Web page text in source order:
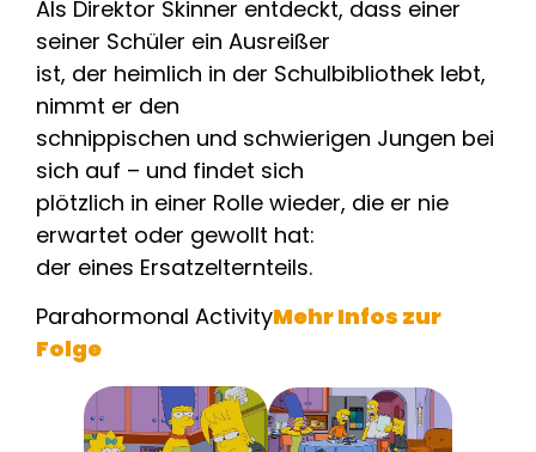
Als Direktor Skinner entdeckt, dass einer
seiner Schüler ein Ausreißer
ist, der heimlich in der Schulbibliothek lebt,
nimmt er den
schnippischen und schwierigen Jungen bei
sich auf – und findet sich
plötzlich in einer Rolle wieder, die er nie
erwartet oder gewollt hat:
der eines Ersatzelternteils.
Parahormonal ActivityMehr Infos zur
Folge